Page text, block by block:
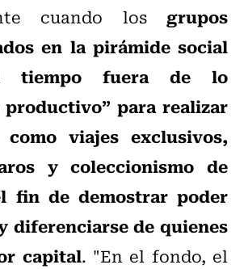
cuando los grupos
en la pirámide social
tiempo fuera de lo
productivo” para realizar
como viajes exclusivos,
y coleccionismo de
fin de demostrar poder
diferenciarse de quienes
capital. "En el fondo, el